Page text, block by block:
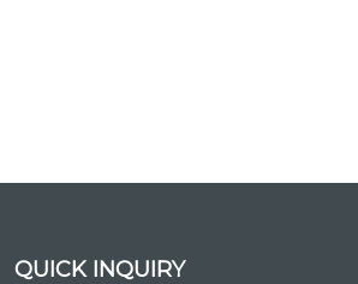
QUICK INQUIRY